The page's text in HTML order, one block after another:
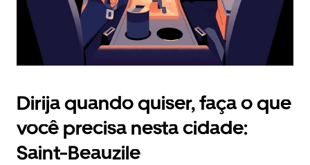
Dirija quando quiser, faça o que
você precisa nesta cidade:
Saint-Beauzile